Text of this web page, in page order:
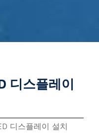
디스플레이
디스플레이 설치